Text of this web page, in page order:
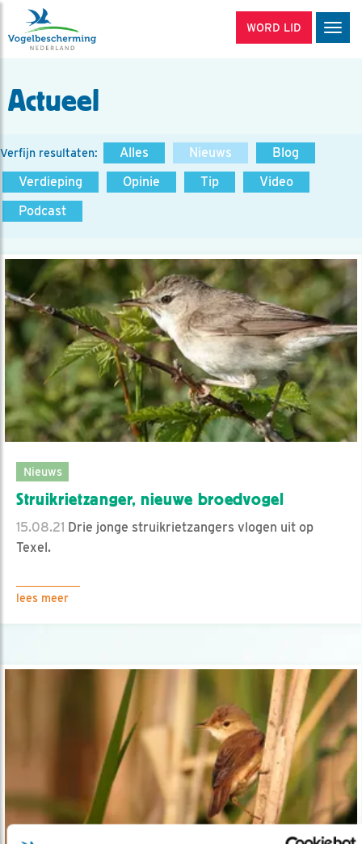
WORD LID
Actueel
Verfijn resultaten: Alles Nieuws
Blog
Verdieping
Opinie Tip
Video
Podcast
Nieuws
Struikrietzanger, nieuwe broedvogel
15.08.21 Drie jonge struikrietzangers vlogen uit op
Texel.
lees meer